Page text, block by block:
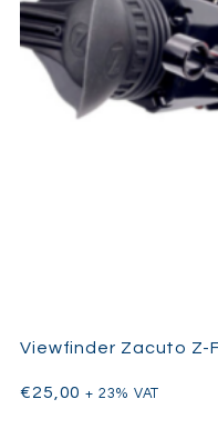
Viewfinder Zacuto Z-
€25,00 + 23% VAT